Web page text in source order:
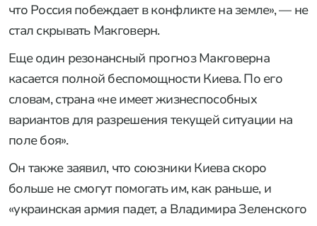
что Россия побеждает в конфликте на земле», — не
стал скрывать Макговерн.
Еще один резонансный прогноз Макговерна
касается полной беспомощности Киева. По его
словам, страна «не имеет жизнеспособных
вариантов для разрешения текущей ситуации на
поле боя».
Он также заявил, что союзники Киева скоро
больше не смогут помогать им, как раньше, и
«украинская армия падет, а Владимира Зеленского